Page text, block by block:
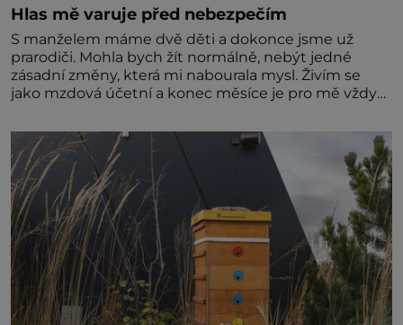
Hlas mě varuje před nebezpečím
S manželem máme dvě děti a dokonce jsme už
prarodiči. Mohla bych žít normálně, nebýt jedné
zásadní změny, která mi nabourala mysl. Živím se
jako mzdová účetní a konec měsíce je pro mě vždy
máme vnoučata, mi dcera čím dál častěji volá o
pomoc, co se hlídání týče. Dalo by se